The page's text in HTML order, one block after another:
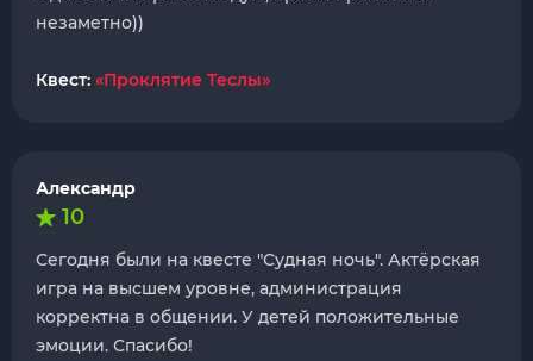
незаметно))
Квест: «Проклятие Теслы»
Александр
10
Сегодня были на квесте "Судная ночь". Актёрская
игра на высшем уровне, администрация
корректна в общении. У детей положительные
эмоции. Спасибо!